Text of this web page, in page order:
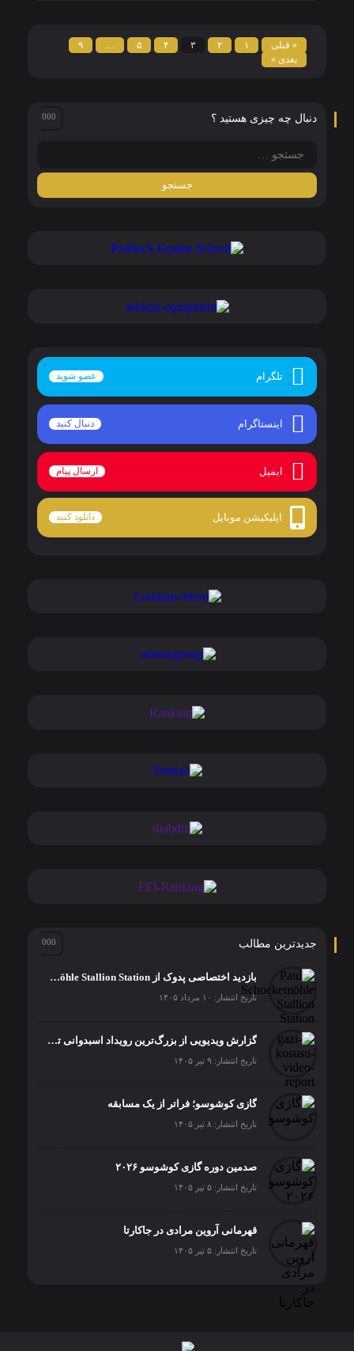
« قبلی ۱ ۲ ۳ ۴ ۵ …
۹
بعدی »
دنبال چه چیزی هستید ؟
تلگرام عضو شوید
اینستاگرام دنبال کنید
ایمیل ارسال پیام
اپلیکیشن موبایل دانلود کنید
جدیدترین مطالب
بازدید اختصاصی پدوک از Paul Schockemöhle Stallion Station | بزرگ‌ترین مرکز پرورش اسب آلمان
تاریخ انتشار: ۱۰ مرداد ۱۴۰۵
گزارش ویدیویی از بزرگ‌ترین رویداد اسبدوانی ترکیه
تاریخ انتشار: ۹ تیر ۱۴۰۵
گازی کوشوسو؛ فراتر از یک مسابقه
تاریخ انتشار: ۸ تیر ۱۴۰۵
صدمین دوره گازی کوشوسو ۲۰۲۶
تاریخ انتشار: ۵ تیر ۱۴۰۵
قهرمانی آروین مرادی در جاکارتا
تاریخ انتشار: ۵ تیر ۱۴۰۵